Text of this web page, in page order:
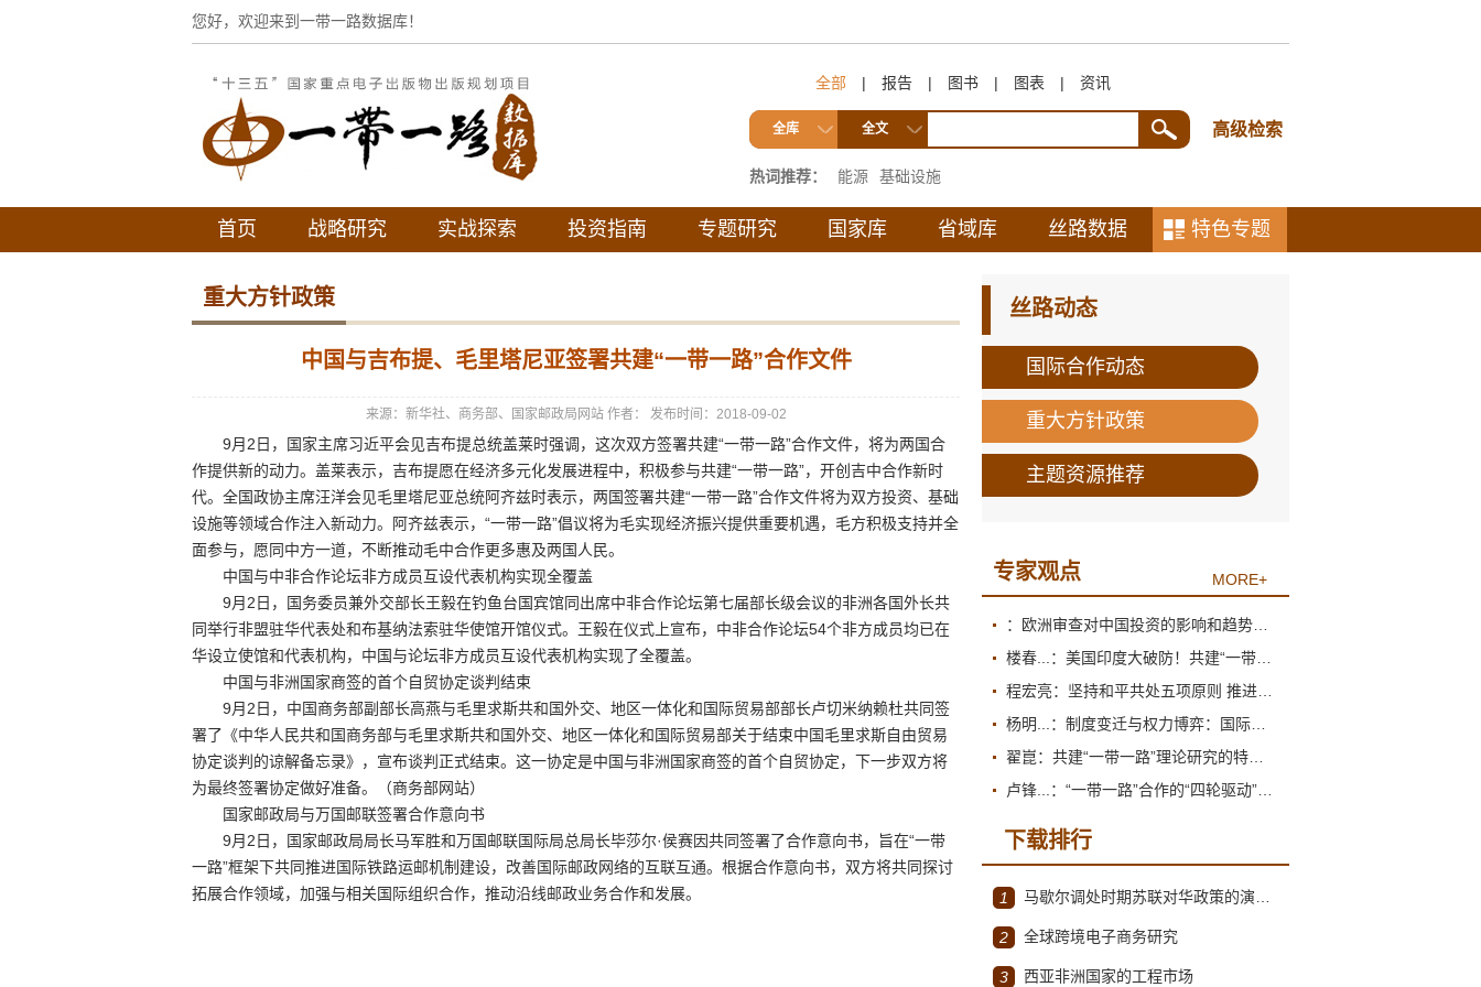
您好，欢迎来到一带一路数据库！
全部 | 报告 | 图书 | 图表 | 资讯
全库 全文 高级检索
热词推荐： 能源 基础设施
首页 战略研究 实战探索 投资指南 专题研究 国家库 省域库 丝路数据 特色专题
重大方针政策
中国与吉布提、毛里塔尼亚签署共建“一带一路”合作文件
来源：新华社、商务部、国家邮政局网站 作者： 发布时间：2018-09-02
9月2日，国家主席习近平会见吉布提总统盖莱时强调，这次双方签署共建“一带一路”合作文件，将为两国合
作提供新的动力。盖莱表示，吉布提愿在经济多元化发展进程中，积极参与共建“一带一路”，开创吉中合作新时
代。全国政协主席汪洋会见毛里塔尼亚总统阿齐兹时表示，两国签署共建“一带一路”合作文件将为双方投资、基础
设施等领域合作注入新动力。阿齐兹表示，“一带一路”倡议将为毛实现经济振兴提供重要机遇，毛方积极支持并全
面参与，愿同中方一道，不断推动毛中合作更多惠及两国人民。
中国与中非合作论坛非方成员互设代表机构实现全覆盖
9月2日，国务委员兼外交部长王毅在钓鱼台国宾馆同出席中非合作论坛第七届部长级会议的非洲各国外长共
同举行非盟驻华代表处和布基纳法索驻华使馆开馆仪式。王毅在仪式上宣布，中非合作论坛54个非方成员均已在
华设立使馆和代表机构，中国与论坛非方成员互设代表机构实现了全覆盖。
中国与非洲国家商签的首个自贸协定谈判结束
9月2日，中国商务部副部长高燕与毛里求斯共和国外交、地区一体化和国际贸易部部长卢切米纳赖杜共同签
署了《中华人民共和国商务部与毛里求斯共和国外交、地区一体化和国际贸易部关于结束中国毛里求斯自由贸易
协定谈判的谅解备忘录》，宣布谈判正式结束。这一协定是中国与非洲国家商签的首个自贸协定，下一步双方将
为最终签署协定做好准备。（商务部网站）
国家邮政局与万国邮联签署合作意向书
9月2日，国家邮政局局长马军胜和万国邮联国际局总局长毕莎尔·侯赛因共同签署了合作意向书，旨在“一带
一路”框架下共同推进国际铁路运邮机制建设，改善国际邮政网络的互联互通。根据合作意向书，双方将共同探讨
拓展合作领域，加强与相关国际组织合作，推动沿线邮政业务合作和发展。
丝路动态
国际合作动态
重大方针政策
主题资源推荐
专家观点 MORE+
下载排行
1 马歇尔调处时期苏联对华政策的演变（1945年12月～1947年1月）
2 全球跨境电子商务研究
3 西亚非洲国家的工程市场